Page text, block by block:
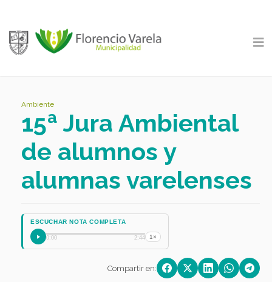
Ambiente
15ª Jura Ambiental
de alumnos y
alumnas varelenses
ESCUCHAR NOTA COMPLETA
0:00 2:44 1×
Compartir en: